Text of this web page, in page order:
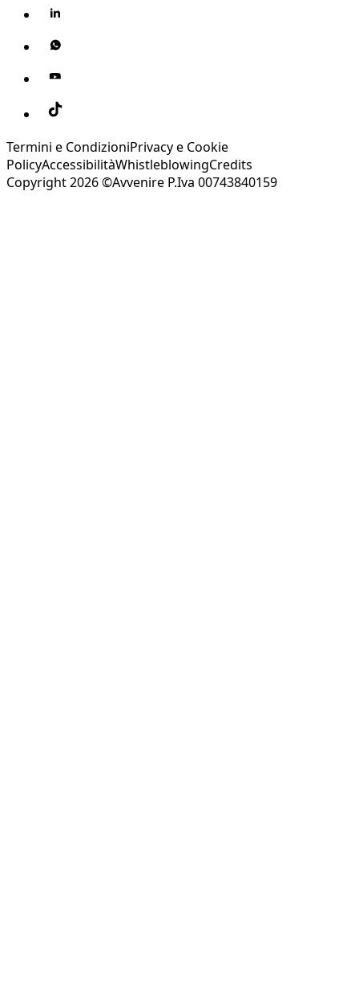
Termini e CondizioniPrivacy e Cookie
PolicyAccessibilitàWhistleblowingCredits
Copyright 2026 ©Avvenire P.Iva 00743840159